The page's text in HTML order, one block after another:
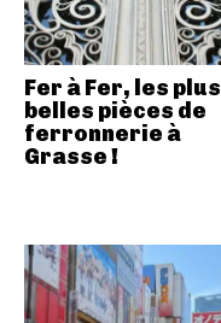
Fer à Fer, les plus
belles pièces de
ferronnerie à
Grasse !